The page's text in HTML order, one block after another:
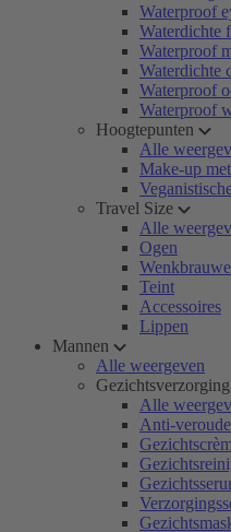
Waterproof
Waterdichte
Waterproof
Waterdichte
Waterproof
Waterproof
Hoogtepunten
Alle
Make-up
Travel Size
Alle
Ogen
Teint
Accessoires
Lippen
Mannen
Alle weergeven
Gezichtsverzorging
Alle
Anti-